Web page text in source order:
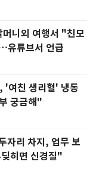
니외 여행서 "친모
유튜브서 언급
친 생리혈' 냉동
궁금해"
자리 차지, 업무 보
히면 신경질"